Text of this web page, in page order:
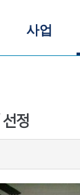
사업
선정